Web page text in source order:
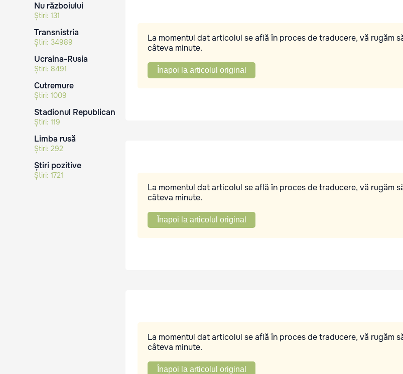
Nu războiului
Știri: 131
Transnistria
Știri: 34989
Ucraina-Rusia
Știri: 8491
Cutremure
Știri: 1009
Stadionul Republican
Știri: 119
Limba rusă
Știri: 292
Știri pozitive
Știri: 1721
La momentul dat articolul se află în proces de traducere, vă rugăm
câteva minute.
Înapoi la articolul original
La momentul dat articolul se află în proces de traducere, vă rugăm
câteva minute.
Înapoi la articolul original
La momentul dat articolul se află în proces de traducere, vă rugăm
câteva minute.
Înapoi la articolul original